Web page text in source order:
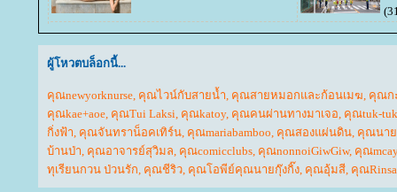
ผู้โหวตบล็อกนี้...
คุณnewyorknurse คุณไวน์กับสายน้ำ คุณสายหมอกและก้อนเมฆ คุณก
คุณkae+aoe คุณTui Laksi คุณkatoy, คุณคนผ่านทางมาเจอ คุณtuk-
กิ่งฟ้า คุณจันทราน็อคเทิร์น คุณmariabamboo คุณสองแผ่นดิน คุณนาย
บ้านป่า คุณอาจารย์สุวิมล คุณcomicclubs คุณnonnoiGiwGiw, คุณ
ทุเรียนกวน ป่วนรัก คุณชีริว คุณโอพีย์คุณนายกุ๊งกิ๊ง คุณอุ้มสี คุณ